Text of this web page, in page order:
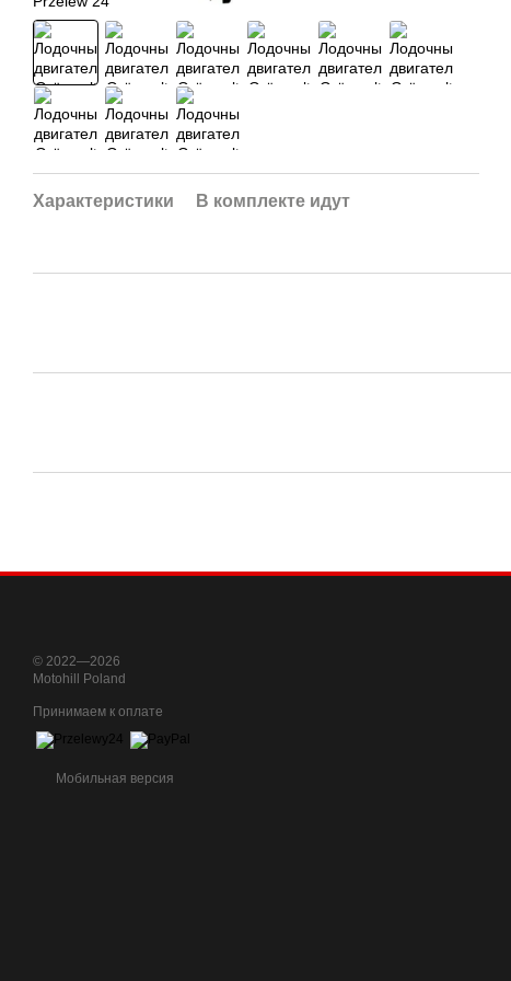
Характеристики В комплекте идут
© 2022—2026
Motohill Poland
Принимаем к оплате
Мобильная версия